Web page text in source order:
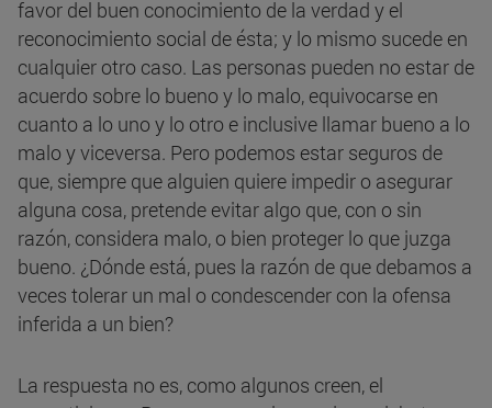
favor del buen conocimiento de la verdad y el
reconocimiento social de ésta; y lo mismo sucede en
cualquier otro caso. Las personas pueden no estar de
acuerdo sobre lo bueno y lo malo, equivocarse en
cuanto a lo uno y lo otro e inclusive llamar bueno a lo
malo y viceversa. Pero podemos estar seguros de
que, siempre que alguien quiere impedir o asegurar
alguna cosa, pretende evitar algo que, con o sin
razón, considera malo, o bien proteger lo que juzga
bueno. ¿Dónde está, pues la razón de que debamos a
veces tolerar un mal o condescender con la ofensa
inferida a un bien?
La respuesta no es, como algunos creen, el